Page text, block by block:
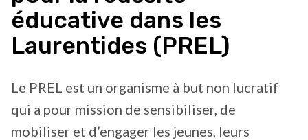
éducative dans les
Laurentides (PREL)
Le PREL est un organisme à but non lucratif
qui a pour mission de sensibiliser, de
mobiliser et d’engager les jeunes, leurs